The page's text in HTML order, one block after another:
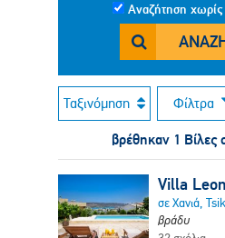
Αναζήτηση χωρίς
Ταξινόμηση Φίλτρα
βρέθηκαν 1 Βίλες
Villa Leon
σε Χανιά,
βράδυ